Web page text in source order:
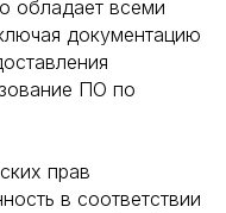
обладает всеми
документацию
ПО по
прав
в соответствии